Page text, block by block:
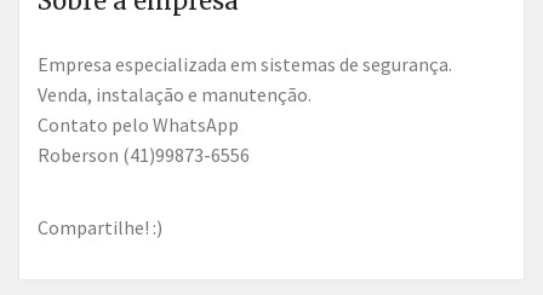
Empresa especializada em sistemas de segurança.
Venda, instalação e manutenção.
Contato pelo WhatsApp
Roberson (41)99873-6556
Compartilhe! :)